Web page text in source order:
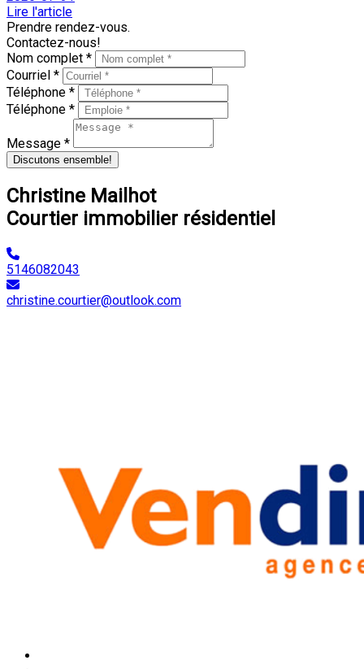
Lire l'article
Prendre rendez-vous.
Contactez-nous!
Nom complet *
Courriel *
Téléphone *
Téléphone *
Message *
Discutons ensemble!
Christine Mailhot
Courtier immobilier résidentiel
5146082043
christine.courtier@outlook.com